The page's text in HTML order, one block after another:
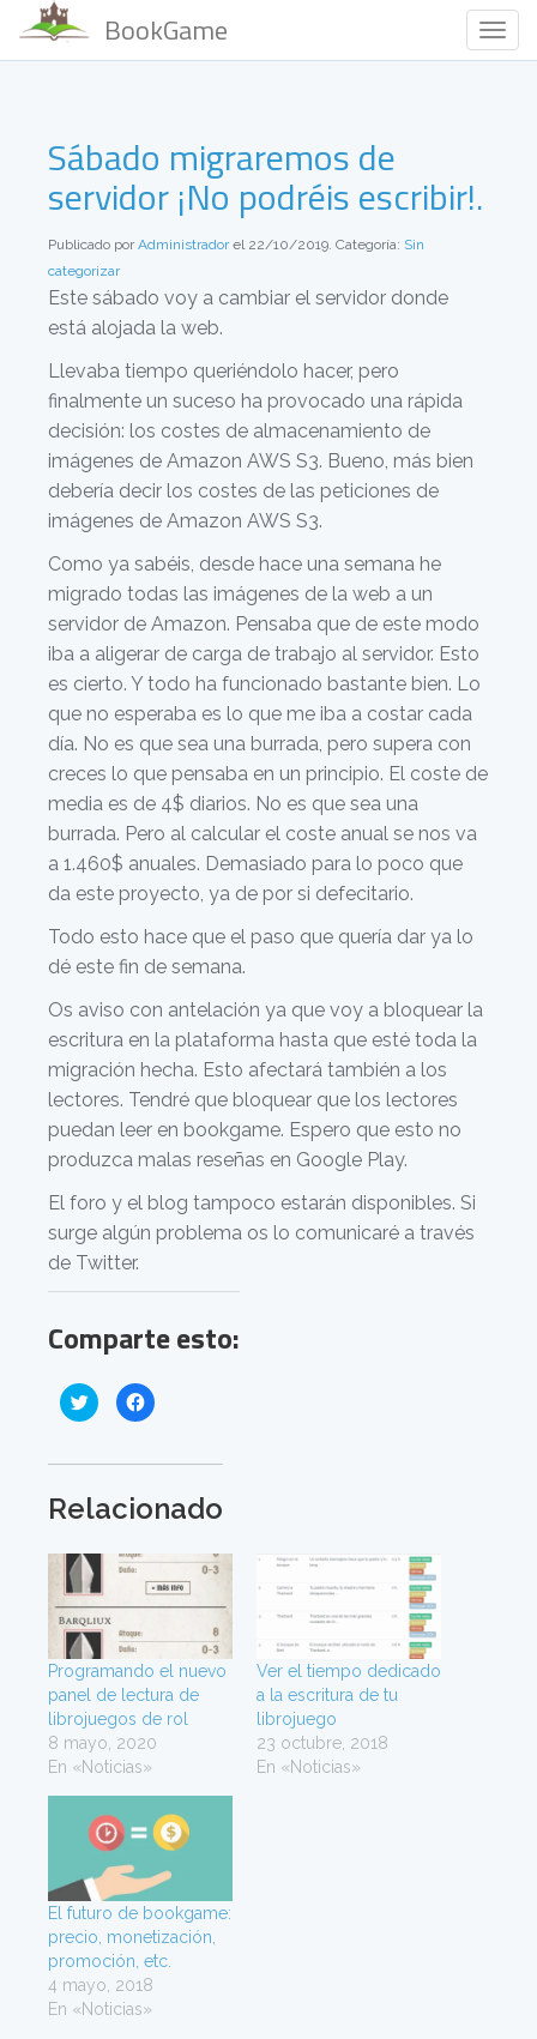
BookGame
Sábado migraremos de
servidor ¡No podréis escribir!.
Publicado por Administradorel 22/10/2019. Categoría: Sin
categorizar
Este sábado voy a cambiar el servidor donde
está alojada la web.
Llevaba tiempo queriéndolo hacer, pero
finalmente un suceso ha provocado una rápida
decisión: los costes de almacenamiento de
imágenes de Amazon AWS S3. Bueno, más bien
debería decir los costes de las peticiones de
imágenes de Amazon AWS S3.
Como ya sabéis, desde hace una semana he
migrado todas las imágenes de la web a un
servidor de Amazon. Pensaba que de este modo
iba a aligerar de carga de trabajo al servidor. Esto
es cierto. Y todo ha funcionado bastante bien. Lo
que no esperaba es lo que me iba a costar cada
día. No es que sea una burrada, pero supera con
creces lo que pensaba en un principio. El coste de
media es de 4$ diarios. No es que sea una
burrada. Pero al calcular el coste anual se nos va
a 1.460$ anuales. Demasiado para lo poco que
da este proyecto, ya de por si defecitario.
Todo esto hace que el paso que quería dar ya lo
dé este fin de semana.
Os aviso con antelación ya que voy a bloquear la
escritura en la plataforma hasta que esté toda la
migración hecha. Esto afectará también a los
lectores. Tendré que bloquear que los lectores
puedan leer en bookgame. Espero que esto no
produzca malas reseñas en Google Play.
El foro y el blog tampoco estarán disponibles. Si
surge algún problema os lo comunicaré a través
de Twitter.
Comparte esto:
H
a
i
p
a
c
o
m
p
a
r
t
i
r
n
T
w
i
t
t
r
(
S
e
b
r
e
e
n
u
n
a
v
e
n
H
a
i
p
a
m
p
a
t
r
e
n
F
a
c
b
o
(
S
a
b
r
e
e
n
u
n
a
v
e
Relacionado
Programando el nuevo
panel de lectura de
librojuegos de rol
8 mayo, 2020
En «Noticias»
Ver el tiempo dedicado
a la escritura de tu
librojuego
23 octubre, 2018
En «Noticias»
El futuro de bookgame:
precio, monetización,
promoción, etc.
4 mayo, 2018
En «Noticias»